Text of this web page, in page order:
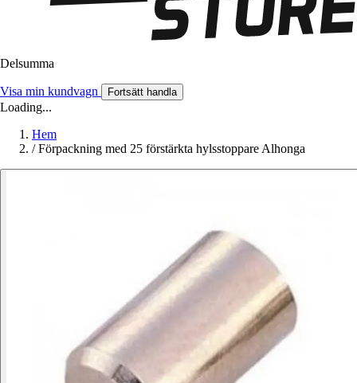
Delsumma
Visa min kundvagn Fortsätt handla
Loading...
Hem
/ Förpackning med 25 förstärkta hylsstoppare Alhonga